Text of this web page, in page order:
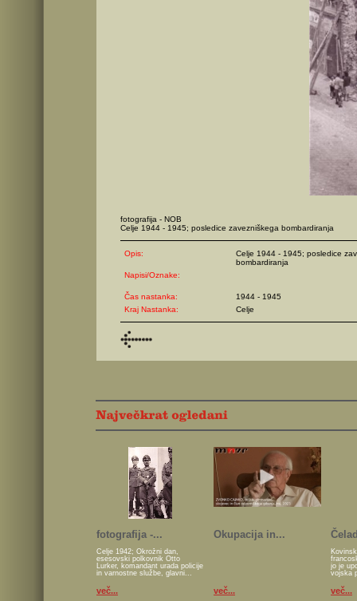
fotografija - NOB
Celje 1944 - 1945; posledice zavezniškega bombardiranja
Opis:
Celje 1944 - 1945; posledice
bombardiranja
Napisi/Oznake:
Čas nastanka:
1944 - 1945
Kraj Nastanka:
Celje
fotografija -...
Celje 1942; Okrožni dan,
esesovski polkovnik Otto
Lurker, komandant urada policije
in varnostne službe, glavni...
več...
Okupacija in...
več...
jo je
vojska
več...